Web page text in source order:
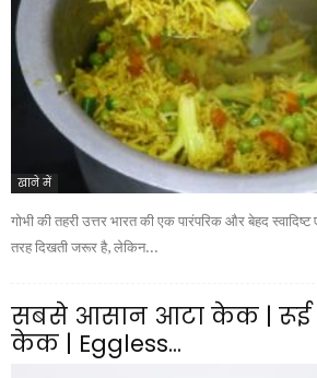
खाने में
गोभी की तहरी उत्तर भारत की एक पारंपरिक और बेहद
तरह दिखती जरूर है, लेकिन...
सबसे आसान आटा केक | रूई
केक | Eggless...